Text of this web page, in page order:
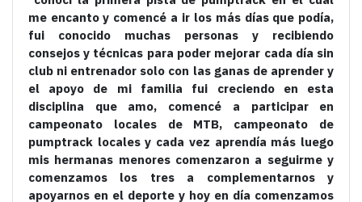
me encanto y comencé a ir los más días que podía,
fui conocido muchas personas y recibiendo
consejos y técnicas para poder mejorar cada día sin
club ni entrenador solo con las ganas de aprender y
el apoyo de mi familia fui creciendo en esta
disciplina que amo, comencé a participar en
campeonato locales de MTB, campeonato de
pumptrack locales y cada vez aprendía más luego
mis hermanas menores comenzaron a seguirme y
comenzamos los tres a complementarnos y
apoyarnos en el deporte y hoy en día comenzamos